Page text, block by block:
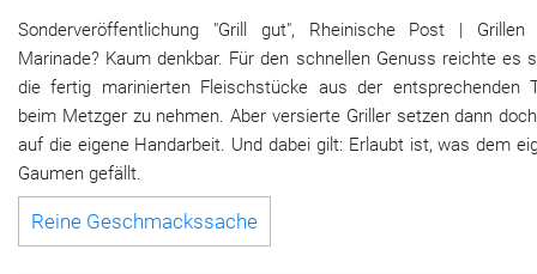
Sonderveröffentlichung "Grill gut", Rheinische Post | Grillen
Marinade? Kaum denkbar. Für den schnellen Genuss reichte es
die fertig marinierten Fleischstücke aus der entsprechenden
beim Metzger zu nehmen. Aber versierte Griller setzen dann
auf die eigene Handarbeit. Und dabei gilt: Erlaubt ist, was dem
Gaumen gefällt.
Reine Geschmackssache